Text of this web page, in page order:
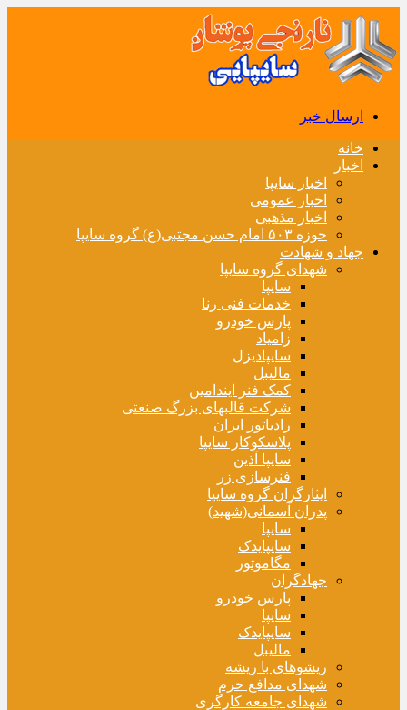
ارسال خبر
خانه
اخبار
اخبار سایپا
اخبار عمومی
اخبار مذهبی
حوزه ۵۰۳ امام حسن مجتبی(ع) گروه سایپا
جهاد و شهادت
شهدای گروه سایپا
سایپا
خدمات فنی رنا
پارس خودرو
زامیاد
سایپادیزل
مالیبل
کمک فنر ایندامین
شرکت قالبهای بزرگ صنعتی
رادیاتور ایران
پلاسکوکار سایپا
سایپا آذین
فنرسازی زر
ایثارگران گروه سایپا
پدران آسمانی(شهید)
سایپا
سایپایدک
مگاموتور
جهادگران
پارس خودرو
سایپا
سایپایدک
مالیبل
ریشوهای با ریشه
شهدای مدافع حرم
شهدای جامعه کارگری